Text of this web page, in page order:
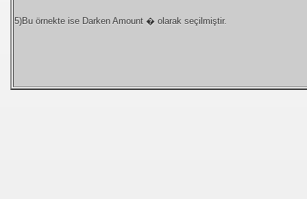
5)Bu örnekte ise Darken Amount � olarak seçilmiştir.